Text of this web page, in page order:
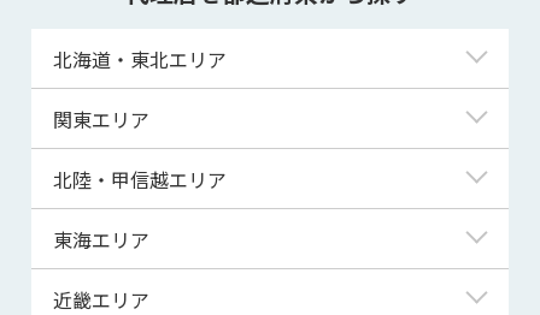
北海道・東北エリア
北海道
青森県
宮城県
関東エリア
東京都
神奈川県
埼玉県
北陸・甲信越エリア
新潟県
富山県
東海エリア
岐阜県
近畿エリア